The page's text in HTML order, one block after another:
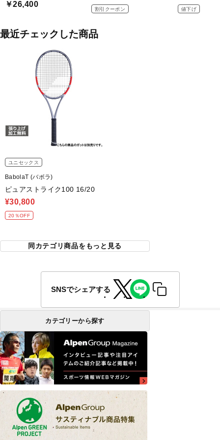
￥26,400
割引クーポン 値下げ
最近チェックした商品
ユニセックス
BabolaT (バボラ)
ピュアストライク100 16/20
¥30,800
20％OFF
同カテゴリ商品をもっと見る
SNSでシェアする
カテゴリーから探す